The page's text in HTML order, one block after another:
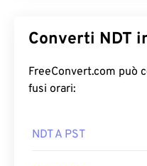
Converti NDT
FreeConvert.com può
fusi orari:
NDT A PST